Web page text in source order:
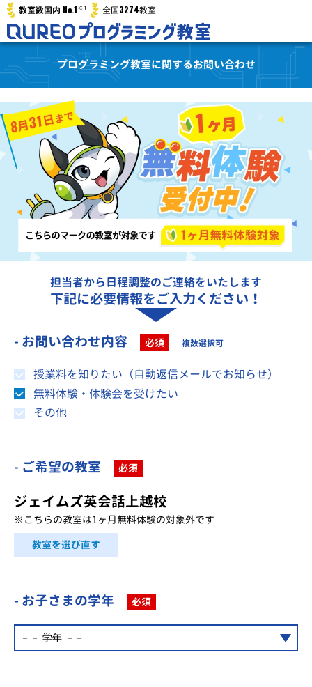
教室数国内 No.1※1 全国3274教室
プログラミング教室に関するお問い合わせ
担当者から日程調整のご連絡をいたします
下記に必要情報をご入力ください！
- お問い合わせ内容 必須 複数選択可
授業料を知りたい（自動返信メールでお知らせ）
無料体験・体験会を受けたい
その他
- ご希望の教室 必須
ジェイムズ英会話上越校
※こちらの教室は1ヶ月無料体験の対象外です
教室を選び直す
- お子さまの学年 必須